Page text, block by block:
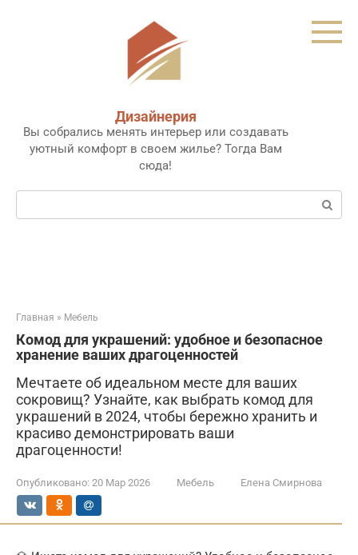
Дизайнерия
Вы собрались менять интерьер или создавать
уютный комфорт в своем жилье? Тогда Вам
сюда!
Поиск:
Главная » Мебель
Комод для украшений: удобное и безопасное
хранение ваших драгоценностей
Мечтаете об идеальном месте для ваших
сокровищ? Узнайте, как выбрать комод для
украшений в 2024, чтобы бережно хранить и
красиво демонстрировать ваши
драгоценности!
Опубликовано: 20 Мар 2026 Мебель Елена Смирнова